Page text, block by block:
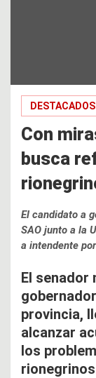
DESTACADOS
Con
busca
El candidato a
SAO junto a la
a intendente
El senador
provincia,
alcanzar
los